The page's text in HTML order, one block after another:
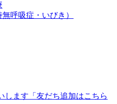
呼吸症・いびき）